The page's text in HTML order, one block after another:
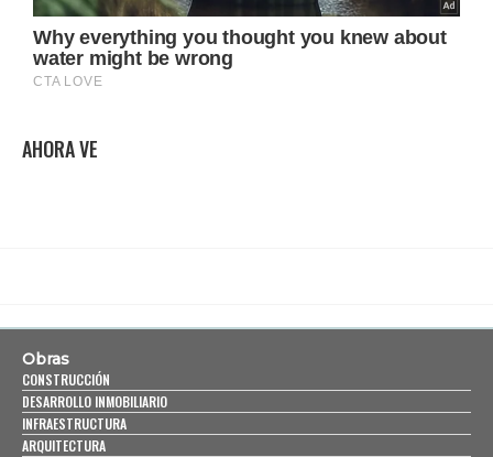
AHORA VE
Obras
CONSTRUCCIÓN
DESARROLLO INMOBILIARIO
INFRAESTRUCTURA
ARQUITECTURA